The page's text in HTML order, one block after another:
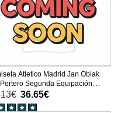
Atletico Madrid Jan Oblak
Segunda Equipación
2025-26 para niños mangas
(+ Pantalones cortos)
36.65€